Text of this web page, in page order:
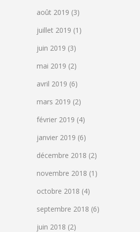
août 2019 (3)
juillet 2019 (1)
juin 2019 (3)
mai 2019 (2)
avril 2019 (6)
mars 2019 (2)
février 2019 (4)
janvier 2019 (6)
décembre 2018 (2)
novembre 2018 (1)
octobre 2018 (4)
septembre 2018 (6)
juin 2018 (2)